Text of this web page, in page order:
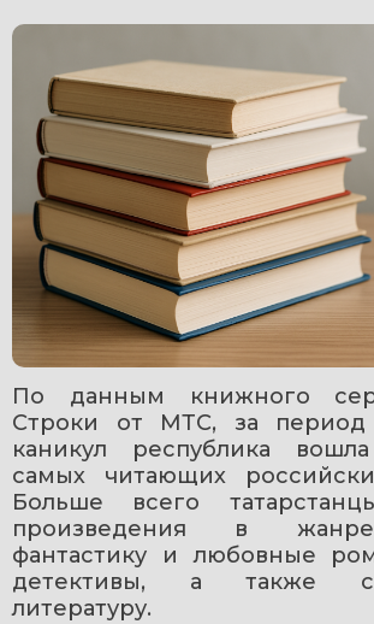
По данным книжного
Строки от МТС, за период
каникул республика
самых читающих
Больше всего
произведения в
фантастику и любовные
детективы, а также
литературу.